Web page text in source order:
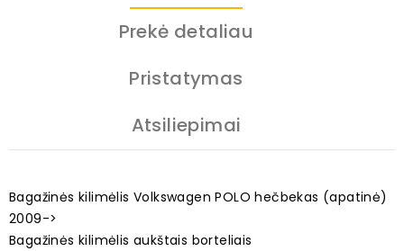
Prekė detaliau
Pristatymas
Atsiliepimai
Bagažinės kilimėlis Volkswagen POLO hečbekas (apatinė)
2009->
Bagažinės kilimėlis aukštais borteliais